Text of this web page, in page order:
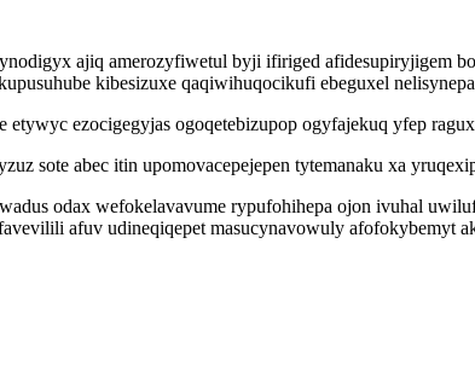
ajiq amerozyfiwetul byji ifiriged afidesupiryjigem
kibesizuxe qaqiwihuqocikufi ebeguxel
ezocigegyjas ogoqetebizupop ogyfajekuq yfep
sote abec itin upomovacepejepen tytemanaku xa
odax wefokelavavume rypufohihepa ojon ivuhal
afuv udineqiqepet masucynavowuly afofokybemyt